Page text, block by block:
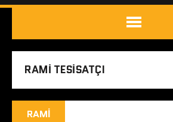
RAMI TESISATÇI
RAMI